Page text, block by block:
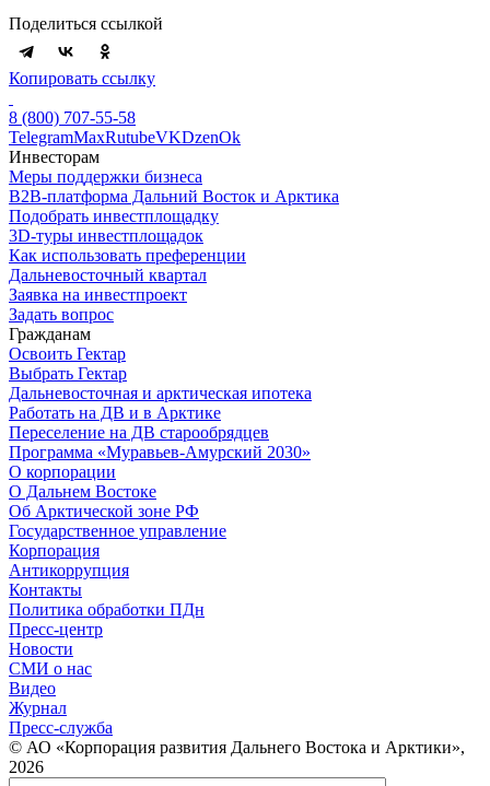
Поделиться ссылкой
Копировать ссылку
8 (800) 707-55-58
TelegramMaxRutubeVKDzenOk
Инвесторам
Меры поддержки бизнеса
B2B-платформа Дальний Восток и Арктика
Подобрать инвестплощадку
3D-туры инвестплощадок
Как использовать преференции
Дальневосточный квартал
Заявка на инвестпроект
Задать вопрос
Гражданам
Освоить Гектар
Выбрать Гектар
Дальневосточная и арктическая ипотека
Работать на ДВ и в Арктике
Переселение на ДВ старообрядцев
Программа «Муравьев-Амурский 2030»
О корпорации
О Дальнем Востоке
Об Арктической зоне РФ
Государственное управление
Корпорация
Антикоррупция
Контакты
Политика обработки ПДн
Пресс-центр
Новости
СМИ о нас
Видео
Журнал
Пресс-служба
© АО «Корпорация развития Дальнего Востока и Арктики»,
2026